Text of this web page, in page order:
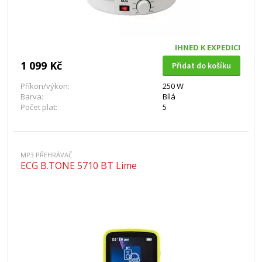
IHNED K EXPEDICI
1 099 Kč
Přidat do košíku
Příkon/výkon:
250 W
Barva:
Bílá
Počet plat:
5
MP3 PŘEHRÁVAČ
ECG B.TONE 5710 BT Lime